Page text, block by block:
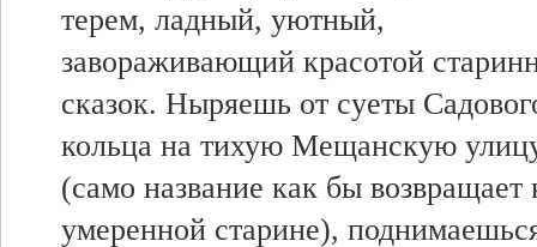
терем, ладный, уютный,
завораживающий красотой
сказок. Ныряешь от суеты
кольца на тихую Мещанскую
(само название как бы возвращает
умеренной старине),